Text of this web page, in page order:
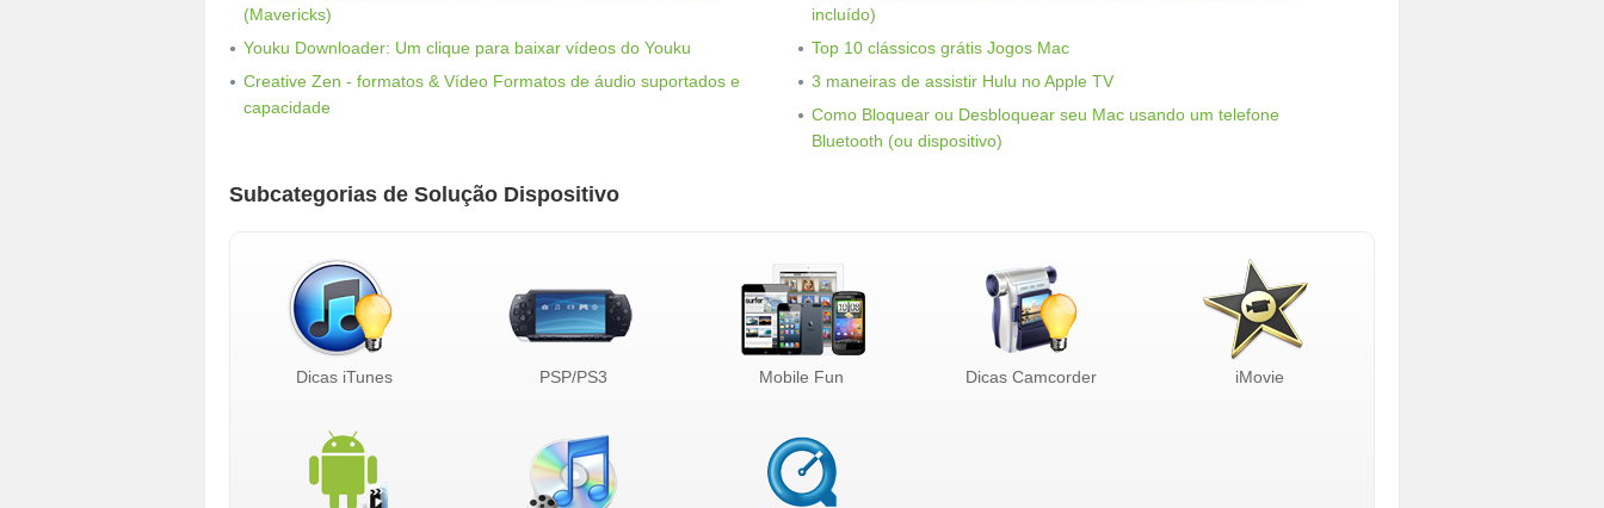
(Mavericks)
incluído)
Youku Downloader: Um clique para baixar vídeos do Youku
Top 10 clássicos grátis Jogos Mac
Creative Zen - formatos & Vídeo Formatos de áudio suportados e
capacidade
3 maneiras de assistir Hulu no Apple TV
Como Bloquear ou Desbloquear seu Mac usando um telefone
Bluetooth (ou dispositivo)
Subcategorias de Solução Dispositivo
Dicas iTunes PSP/PS3 Mobile Fun Dicas Camcorder iMovie